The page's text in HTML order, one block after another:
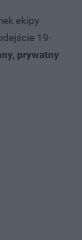
ekipy
19-
prywatny